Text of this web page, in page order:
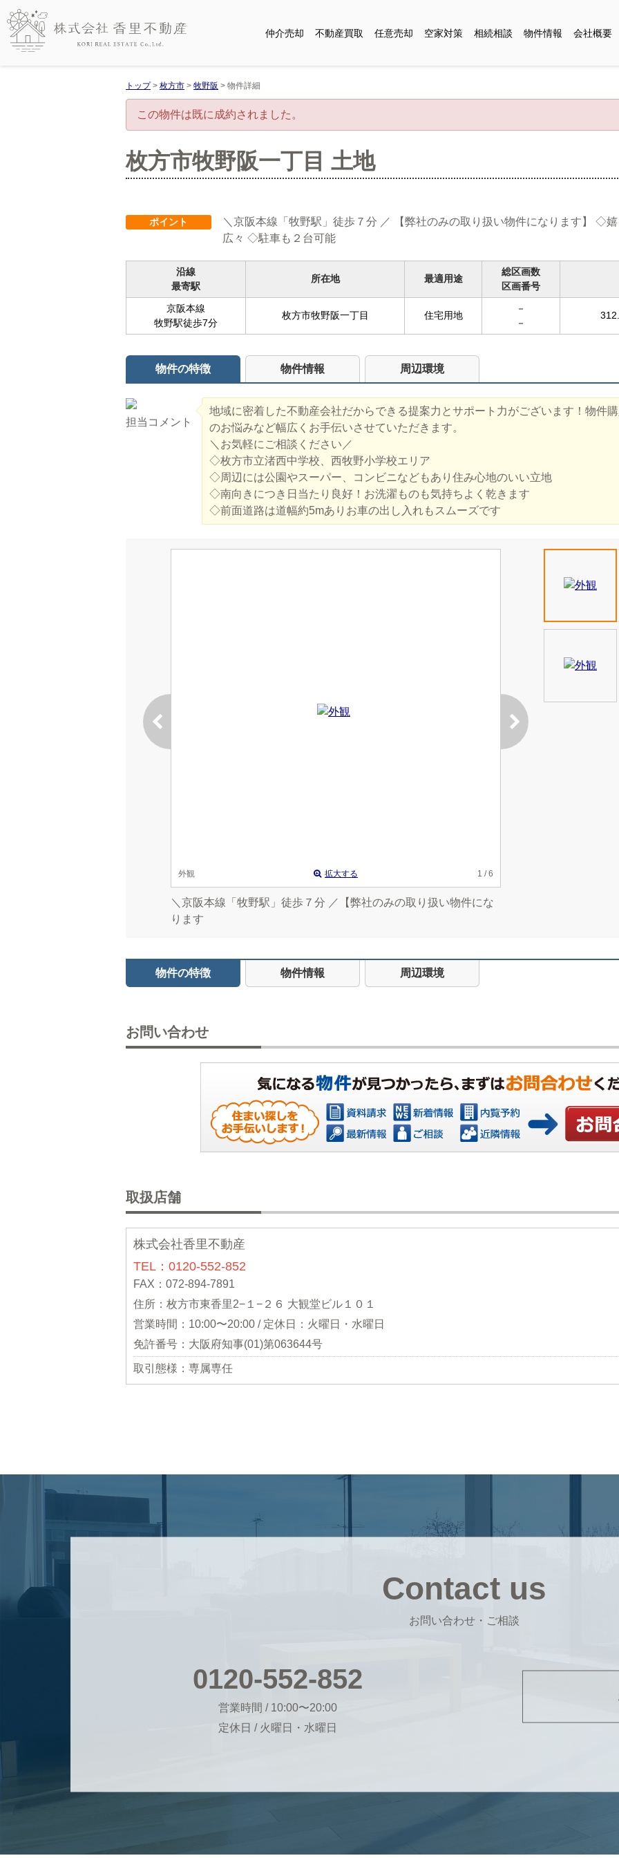
仲介売却 不動産買取 任意売却 空家対策 相続相談 物件情報 会社概要
トップ> 枚方市 > 牧野阪 > 物件詳細
この物件は既に成約されました。
枚方市牧野阪一丁目 土地
ポイント
＼京阪本線「牧野駅」徒歩７分 ／ 【弊社のみの取り扱い物件になります】 ◇
広々 ◇駐車も２台可能
沿線
最寄駅
所在地 最適用途
総区画数
区画番号
京阪本線
牧野駅徒歩7分
枚方市牧野阪一丁目 住宅用地
－
－
物件の特徴 物件情報 周辺環境
担当コメント
地域に密着した不動産会社だからできる提案力とサポート力がございます！物件
のお悩みなど幅広くお手伝いさせていただきます。
＼お気軽にご相談ください／
◇枚方市立渚西中学校、西牧野小学校エリア
◇周辺には公園やスーパー、コンビニなどもあり住み心地のいい立地
◇南向きにつき日当たり良好！お洗濯ものも気持ちよく乾きます
◇前面道路は道幅約5mありお車の出し入れもスムーズです
外観 拡大する 1 / 6
＼京阪本線「牧野駅」徒歩７分 ／【弊社のみの取り扱い物件にな
ります
物件の特徴 物件情報 周辺環境
お問い合わせ
取扱店舗
株式会社香里不動産
TEL：0120-552-852
FAX：072-894-7891
住所：枚方市東香里2−１−２６ 大観堂ビル１０１
営業時間：10:00〜20:00 / 定休日：火曜日・水曜日
免許番号：大阪府知事(01)第063644号
取引態様：専属専任
Contact us
お問い合わせ・ご相談
0120-552-852
営業時間 / 10:00〜20:00
定休日 / 火曜日・水曜日